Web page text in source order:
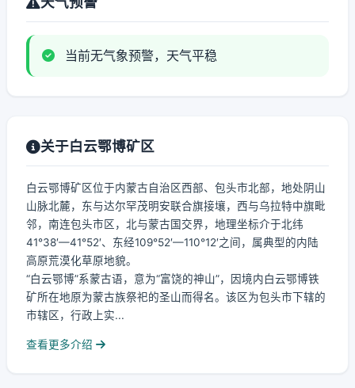
当前无气象预警，天气平稳
关于白云鄂博矿区
白云鄂博矿区位于内蒙古自治区西部、包头市北部，地处阴山
山脉北麓，东与达尔罕茂明安联合旗接壤，西与乌拉特中旗毗
邻，南连包头市区，北与蒙古国交界，地理坐标介于北纬
41°38′—41°52′、东经109°52′—110°12′之间，属典型的内陆
高原荒漠化草原地貌。
“白云鄂博”系蒙古语，意为“富饶的神山”，因境内白云鄂博铁
矿所在地原为蒙古族祭祀的圣山而得名。该区为包头市下辖的
市辖区，行政上实...
查看更多介绍